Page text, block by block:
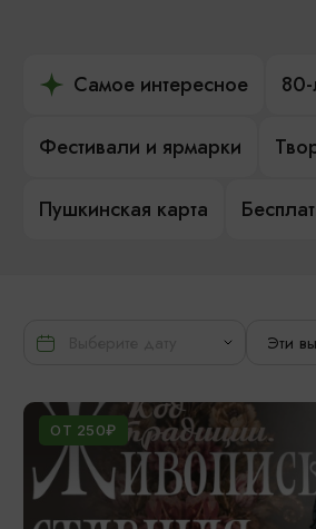
Самое интересное
Фестивали и ярмарки
Пушкинская карта
Эти
ОТ 250₽